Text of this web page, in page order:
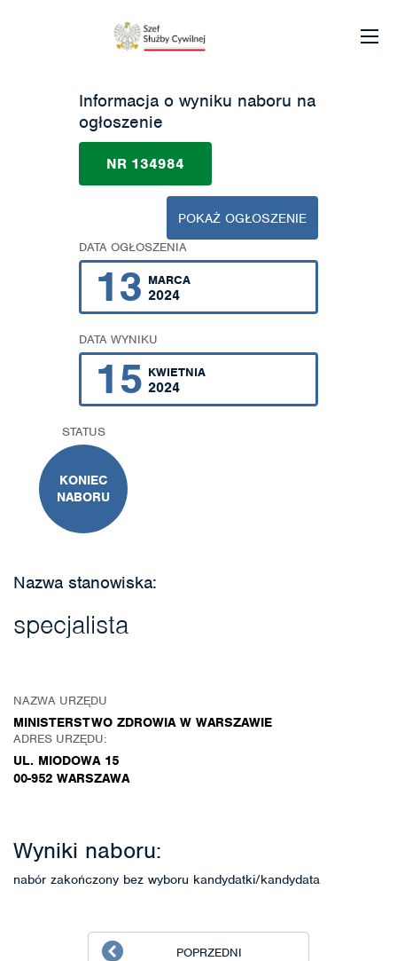
Informacja o wyniku naboru na
ogłoszenie
NR 134984
POKAŻ OGŁOSZENIE
DATA OGŁOSZENIA
13 MARCA
2024
DATA WYNIKU
15 KWIETNIA
2024
STATUS
KONIEC
NABORU
Nazwa stanowiska:
specjalista
NAZWA URZĘDU
MINISTERSTWO ZDROWIA W WARSZAWIE
ADRES URZĘDU:
UL. MIODOWA 15
00-952 WARSZAWA
Wyniki naboru:
nabór zakończony bez wyboru kandydatki/kandydata
POPRZEDNI